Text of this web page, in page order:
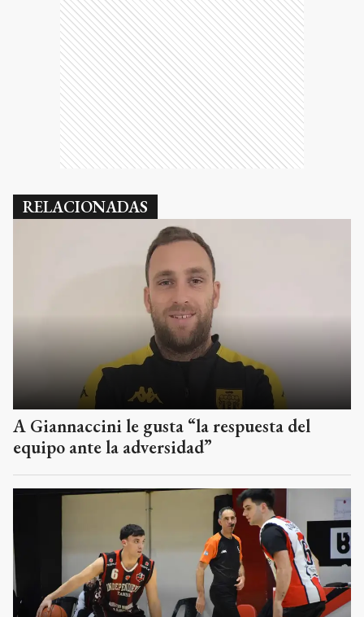
RELACIONADAS
A Giannaccini le gusta “la respuesta del
equipo ante la adversidad”